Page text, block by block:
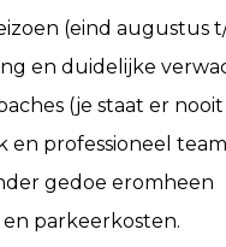
(eind augustus
en duidelijke
(je staat er
en professioneel team
gedoe eromheen
parkeerkosten.